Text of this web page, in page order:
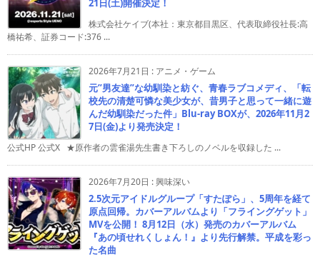
21日(土)開催決定！
株式会社ケイブ(本社：東京都目黒区、代表取締役社長:高
橋祐希、証券コード:376 ...
2026年7月21日 : アニメ・ゲーム
元”男友達”な幼馴染と紡ぐ、青春ラブコメディ、「転
校先の清楚可憐な美少女が、昔男子と思って一緒に遊
んだ幼馴染だった件」Blu-ray BOXが、2026年11月2
7日(金)より発売決定！
公式HP 公式X ★原作者の雲雀湯先生書き下ろしのノベルを収録した ...
2026年7月20日 :興味深い
2.5次元アイドルグループ「すたぽら」、5周年を経て
原点回帰。カバーアルバムより「フライングゲット」
MVを公開！ 8月12日（水）発売のカバーアルバム
『あの頃せれくしょん！』より先行解禁。平成を彩っ
た名曲